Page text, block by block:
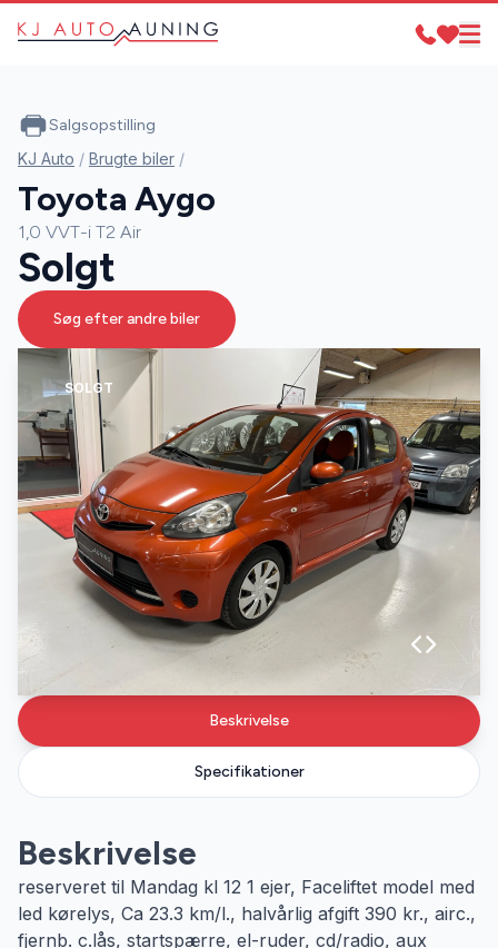
SOLGT
Specifikationer
Beskrivelse
Beskrivelse
reserveret til Mandag kl 12 1 ejer, Faceliftet model med
led kørelys, Ca 23.3 km/l., halvårlig afgift 390 kr., airc.,
fjernb. c.lås, startspærre, el-ruder, cd/radio, aux
Salgsopstilling
KJ Auto / Brugte biler /
Toyota Aygo
1,0 VVT-i T2 Air
Solgt
Søg efter andre biler